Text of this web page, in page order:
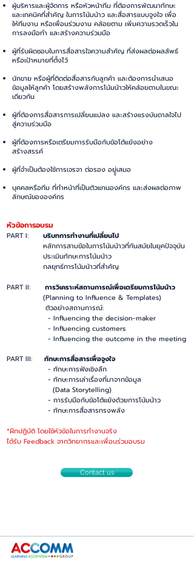
ผู้บริหารและผู้จัดการ หรือหัวหน้าทีม ที่ต้องการพัฒนาทักษะ
และเทคนิคที่สำคัญ ในการโน้มน้าว และสื่อสารแบบจูงใจ เพื่อ
ให้ทีมงาน หรือเพื่อนร่วมงาน คล้อยตาม เพิ่มความรวดเร็วใน
การลงมือทำ และสร้างความร่วมมือ
ผู้ที่รับผิดชอบในการสื่อสารใจความสำคัญ ที่ส่งผลต่อผลลัพธ์
หรือเป้าหมายที่ตั้งไว้
นักขาย หรือผู้ที่ติดต่อสื่อสารกับลูกค้า และต้องการนำเสนอ
ข้อมูลให้ลูกค้า โดยสร้างพลังการโน้มน้าวให้คล้อยตามในขณะ
เดียวกัน
ผู้ที่ต้องการสื่อสารการเปลี่ยนแปลง และสร้างแรงบันดาลใจไป
สู่ความร่วมมือ
ผู้ที่ต้องการหรือเตรียมการรับมือกับข้อโต้แย้งอย่าง
สร้างสรรค์
ผู้ที่จำเป็นต้องใช้การเจรจา ต่อรอง อยูู่เสมอ
บุคคลหรือทีม ที่ทำหน้าที่เป็นตัวแทนองค์กร และส่งผลต่อภาพ
ลักษณ์ขององค์กร
หัวข้อการอบรม
PART I: บริบทการทำงานที่เปลี่ยนไป
หลักการสามข้อในการโน้มน้าวที่ทันสมัยในยุคปัจจุบัน
ประเมินทักษะการโน้มน้าว
กลยุทธ์การโน้มน้าวที่สำคัญ
PART II:
การวิเคราะห์สถานการณ์เพื่อเตรียมการโน้มน้าว
(Planning to Influence & Templates)
ตัวอย่างสถานการณ์:
- Influencing the decision-maker
- Influencing customers
- Influencing the outcome in the meeting
PART III: ทักษะการสื่อสารเพื่อจูงใจ
- ทักษะการฟังเชิงลึก
- ทักษะการเล่าเรื่องที่มาจากข้อมูล
(Data Storytelling)
- การรับมือกับข้อโต้แย้งด้วยการโน้มน้าว
- ทักษะการสื่อสารทรงพลัง
*ฝึกปฏิบัติ โดยใช้หัวข้อในการทำงานจริง
ได้รับ Feedback จากวิทยากรและเพื่อนร่วมอบรม
Contact us